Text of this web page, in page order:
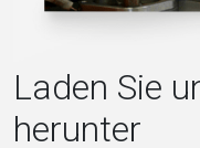
Laden Sie
herunter